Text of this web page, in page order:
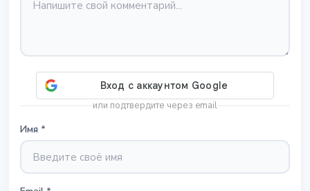
или подтвердите через email
Имя *